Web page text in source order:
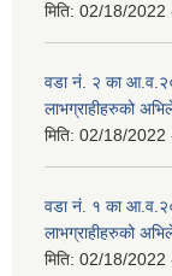
मिति: 02/18/2022
वडा नं. २ का
लाभग्राहीहरुको
मिति: 02/18/2022
वडा नं. १ का
लाभग्राहीहरुको
मिति: 02/18/2022